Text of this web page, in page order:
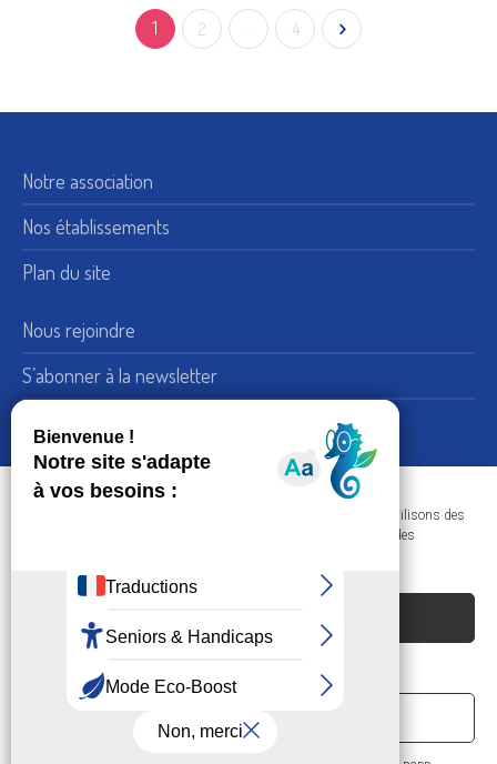
Dans le respect de votre confidentialité et de vos données, nous utilisons des
cookies afin d'améliorer votre navigation sur nos sites et réaliser des
PRÉFÉRENCES
1 2 … 4
Notre association
Nos établissements
Plan du site
Nous rejoindre
S’abonner à la newsletter
Adresse : 15, rue de Bellechasse 75007 Paris
Nous contacter
Société Philanthropique © 2023 - Tous droits